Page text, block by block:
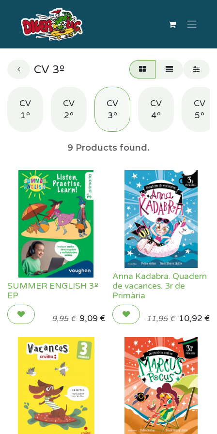
CV 3º
CV
1º
CV
2º
CV
3º
CV
4º
CV
5º
9 Products found.
SUMMER ENGLISH 3º
EP
9,95€ 9,09 €
Anna Kadabra. Quadern
de vacances. 3r de
Primària
11,95€ 10,92 €